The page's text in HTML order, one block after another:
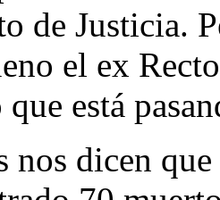
de Justicia.
el ex
que está
nos dicen